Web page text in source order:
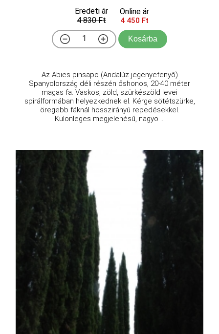
Eredeti ár
4 830 Ft
Online ár
4 450 Ft
Kosárba
Az Abies pinsapo (Andalúz jegenyefenyő)
Spanyolország déli részén őshonos, 20-40 méter
magas fa. Vaskos, zöld, szürkészöld levei
spirálformában helyezkednek el. Kérge sötétszürke,
öregebb fáknál hosszirányú repedésekkel.
Különleges megjelenésű, nagyo ...